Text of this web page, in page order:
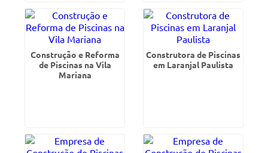
Construção e Reforma
de Piscinas na Vila
Mariana
Construtora de Piscinas
em Laranjal Paulista